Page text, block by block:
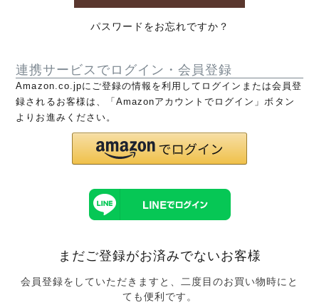
パスワードをお忘れですか？
連携サービスでログイン・会員登録
Amazon.co.jpにご登録の情報を利用してログインまたは会員登
録されるお客様は、「Amazonアカウントでログイン」ボタン
よりお進みください。
まだご登録がお済みでないお客様
会員登録をしていただきますと、二度目のお買い物時にと
ても便利です。